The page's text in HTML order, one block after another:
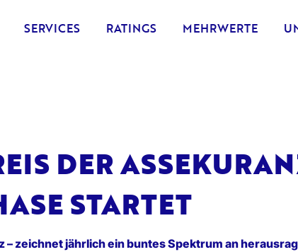
SERVICES RATINGS MEHRWERTE
DER
STARTET
zeichnet jährlich ein buntes Spektrum an